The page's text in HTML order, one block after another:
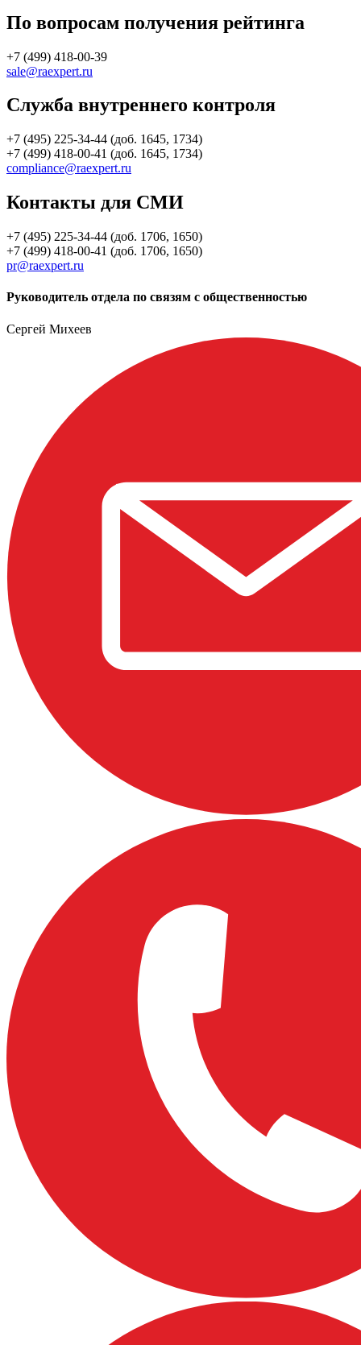
По вопросам получения рейтинга
+7 (499) 418-00-39
sale@raexpert.ru
Служба внутреннего контроля
+7 (495) 225-34-44 (доб. 1645, 1734)
+7 (499) 418-00-41 (доб. 1645, 1734)
compliance@raexpert.ru
Контакты для СМИ
+7 (495) 225-34-44 (доб. 1706, 1650)
+7 (499) 418-00-41 (доб. 1706, 1650)
pr@raexpert.ru
Руководитель отдела по связям с общественностью
Сергей Михеев